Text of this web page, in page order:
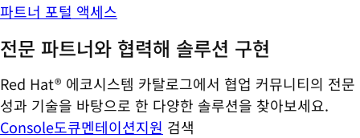
파트너 포털 액세스
전문 파트너와 협력해 솔루션 구현
Red Hat® 에코시스템 카탈로그에서 협업 커뮤니티의 전문
성과 기술을 바탕으로 한 다양한 솔루션을 찾아보세요.
Console도큐멘테이션지원 검색